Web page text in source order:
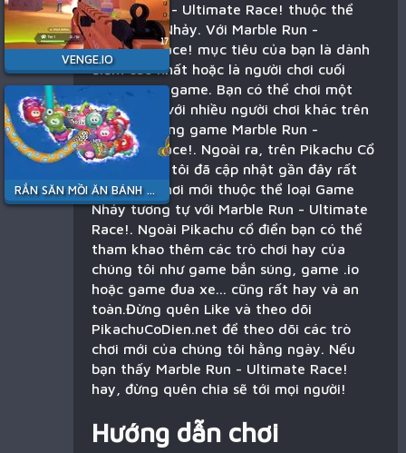
VENGE.IO
RẮN SĂN MỒI ĂN BÁNH KẸO
Marble Run - Ultimate Race! thuộc thể
loại Game Nhảy. Với Marble Run -
Ultimate Race! mục tiêu của bạn là dành
điểm cao nhất hoặc là người chơi cuối
cùng trong game. Bạn có thể chơi một
mình hoặc với nhiều người chơi khác trên
thế giới trong game Marble Run -
Ultimate Race!. Ngoài ra, trên Pikachu Cổ
Điển chúng tôi đã cập nhật gần đây rất
nhiều trò chơi mới thuộc thể loại Game
Nhảy tương tự với Marble Run - Ultimate
Race!. Ngoài Pikachu cổ điển bạn có thể
tham khao thêm các trò chơi hay của
chúng tôi như game bắn súng, game .io
hoặc game đua xe... cũng rất hay và an
toàn.Đừng quên Like và theo dõi
PikachuCoDien.net để theo dõi các trò
chơi mới của chúng tôi hằng ngày. Nếu
bạn thấy Marble Run - Ultimate Race!
hay, đừng quên chia sẽ tới mọi người!
Hướng dẫn chơi